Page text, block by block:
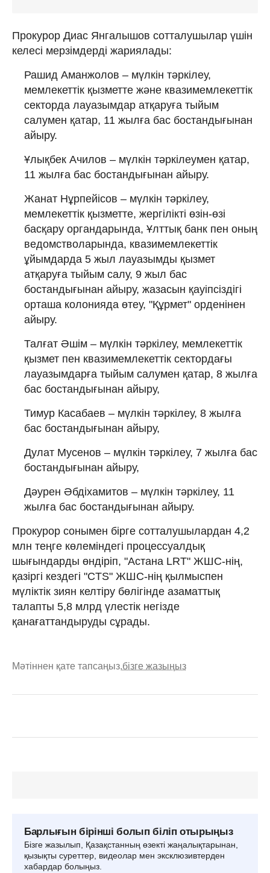
Прокурор Диас Янгалышов сотталушылар үшін
келесі мерзімдерді жариялады:
Рашид Аманжолов – мүлкін тәркілеу,
мемлекеттік қызметте және квазимемлекеттік
секторда лауазымдар атқаруға тыйым
салумен қатар, 11 жылға бас бостандығынан
айыру.
Ұлықбек Ачилов – мүлкін тәркілеумен қатар,
11 жылға бас бостандығынан айыру.
Жанат Нұрпейісов – мүлкін тәркілеу,
мемлекеттік қызметте, жергілікті өзін-өзі
басқару органдарында, Ұлттық банк пен оның
ведомстволарында, квазимемлекеттік
ұйымдарда 5 жыл лауазымды қызмет
атқаруға тыйым салу, 9 жыл бас
бостандығынан айыру, жазасын қауіпсіздігі
орташа колонияда өтеу, "Құрмет" орденінен
айыру.
Талғат Әшім – мүлкін тәркілеу, мемлекеттік
қызмет пен квазимемлекеттік сектордағы
лауазымдарға тыйым салумен қатар, 8 жылға
бас бостандығынан айыру,
Тимур Касабаев – мүлкін тәркілеу, 8 жылға
бас бостандығынан айыру,
Дулат Мусенов – мүлкін тәркілеу, 7 жылға бас
бостандығынан айыру,
Дәурен Әбдіхамитов – мүлкін тәркілеу, 11
жылға бас бостандығынан айыру.
Прокурор сонымен бірге сотталушылардан 4,2
млн теңге көлеміндегі процессуалдық
шығындарды өндіріп, "Астана LRT" ЖШС-нің,
қазіргі кездегі "CTS" ЖШС-нің қылмыспен
мүліктік зиян келтіру бөлігінде азаматтық
талапты 5,8 млрд үлестік негізде
қанағаттандыруды сұрады.
Мәтіннен қате тапсаңыз,бізге жазыңыз
Барлығын бірінші болып біліп отырыңыз
Бізге жазылып, Қазақстанның өзекті жаңалықтарынан,
қызықты суреттер, видеолар мен эксклюзивтерден
хабардар болыңыз.